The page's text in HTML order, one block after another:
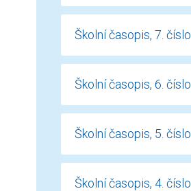
Školní časopis, 7. číslo
Školní časopis, 6. číslo
Školní časopis, 5. číslo
Školní časopis, 4. číslo